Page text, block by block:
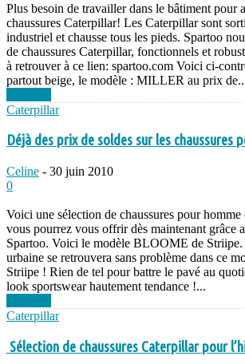
Plus besoin de travailler dans le bâtiment pour
chaussures Caterpillar! Les Caterpillar sont
industriel et chausse tous les pieds. Spartoo
de chaussures Caterpillar, fonctionnels et
à retrouver à ce lien: spartoo.com Voici ci-
partout beige, le modèle : MILLER au prix
Caterpillar
Déjà des prix de soldes sur les chaussures
Celine - 30 juin 2010
0
Voici une sélection de chaussures pour
vous pourrez vous offrir dès maintenant grâce
Spartoo. Voici le modèle BLOOME de Striipe.
urbaine se retrouvera sans problème dans ce
Striipe ! Rien de tel pour battre le pavé au
look sportswear hautement tendance !...
Caterpillar
Sélection de chaussures Caterpillar pour